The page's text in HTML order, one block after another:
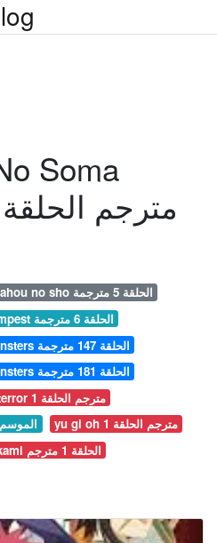
Soma
Season 3 مترجم الحلقة 6
zero kara hajimeru mahou no sho الحلقة 5 مترجمة
zetsuen no tempest الحلقة 6 مترجمة
yu gi oh duel monsters الحلقة 147 مترجمة
yu gi oh duel monsters الحلقة 181 مترجمة
zankyou no terror مترجم الحلقة 1
z nation الموسم 3 الحلقة 5 مترجمة
yu gi oh مترجم الحلقة 1
zero no tsukami الحلقة 1 مترجم